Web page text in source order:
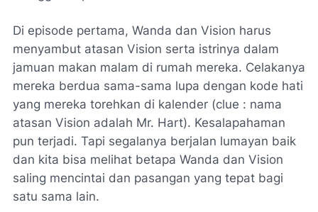
Di episode pertama, Wanda dan Vision harus
menyambut atasan Vision serta istrinya dalam
jamuan makan malam di rumah mereka. Celakanya
mereka berdua sama-sama lupa dengan kode hati
yang mereka torehkan di kalender (clue : nama
atasan Vision adalah Mr. Hart). Kesalapahaman
pun terjadi. Tapi segalanya berjalan lumayan baik
dan kita bisa melihat betapa Wanda dan Vision
saling mencintai dan pasangan yang tepat bagi
satu sama lain.